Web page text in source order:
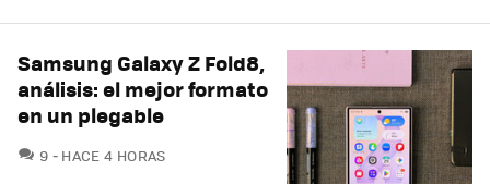
Samsung Galaxy Z Fold8,
análisis: el mejor formato
en un plegable
9 COMENTARIOS
HACE 4 HORAS